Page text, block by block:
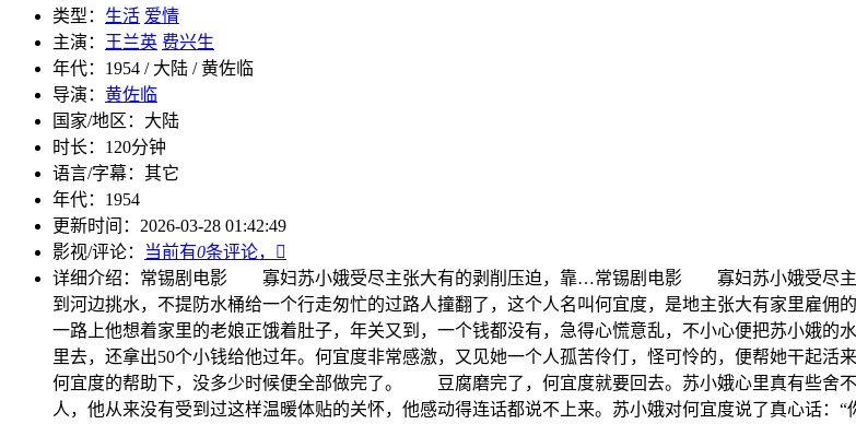
类型： 生活 爱情
主演：
王兰英 费兴生
年代： 1954 / 大陆 / 黄佐临
导演： 黄佐临
国家/地区： 大陆
时长： 120分钟
语言/字幕： 其它
年代： 1954
更新时间： 2026-03-28 01:42:49
影视/评论：
当前有0条评论，

详细介绍： 常锡剧电影 寡妇苏小娥受尽主张大有的剥削压迫，靠…常锡剧电影 寡妇苏小娥受尽主
到河边挑水，不提防水桶给一个行走匆忙的过路人撞翻了，这个人名叫何宜度，是地主张大有家里雇佣
一路上他想着家里的老娘正饿着肚子，年关又到，一个钱都没有，急得心慌意乱，不小心便把苏小娥
里去，还拿出50个小钱给他过年。何宜度非常感激，又见她一个人孤苦伶仃，怪可怜的，便帮她干起
何宜度的帮助下，没多少时候便全部做完了。 豆腐磨完了，何宜度就要回去。苏小娥心里真有些舍
人，他从来没有受到过这样温暖体贴的关怀，他感动得连话都说不上来。苏小娥对何宜度说了真心话：